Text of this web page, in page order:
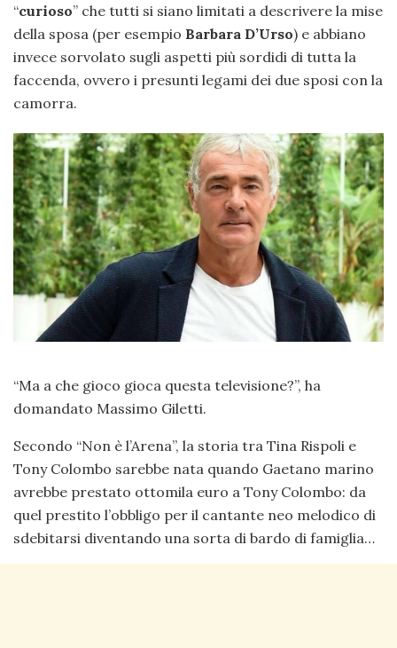
“curioso” che tutti si siano limitati a descrivere la mise
della sposa (per esempio Barbara D’Urso) e abbiano
invece sorvolato sugli aspetti più sordidi di tutta la
faccenda, ovvero i presunti legami dei due sposi con la
camorra.
“Ma a che gioco gioca questa televisione?”, ha
domandato Massimo Giletti.
Secondo “Non è l’Arena”, la storia tra Tina Rispoli e
Tony Colombo sarebbe nata quando Gaetano marino
avrebbe prestato ottomila euro a Tony Colombo: da
quel prestito l’obbligo per il cantante neo melodico di
sdebitarsi diventando una sorta di bardo di famiglia…